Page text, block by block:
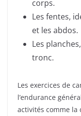
corps.
Les fentes,
et les abdos.
Les
tronc.
Les exercices de
l’endurance
activités comme la